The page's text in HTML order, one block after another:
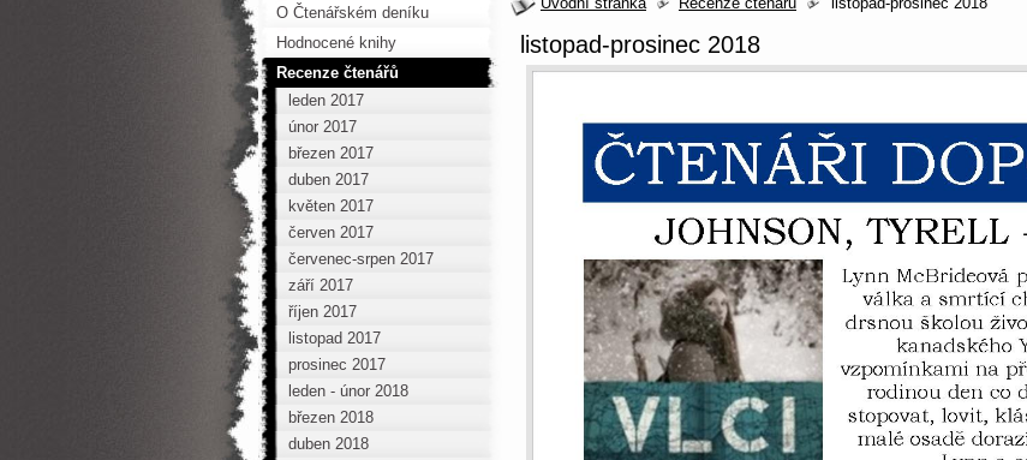
listopad-prosinec 2018
O Čtenářském deníku
Hodnocené knihy
Recenze čtenářů
leden 2017
únor 2017
březen 2017
duben 2017
květen 2017
červen 2017
červenec-srpen 2017
září 2017
říjen 2017
listopad 2017
prosinec 2017
leden - únor 2018
březen 2018
duben 2018